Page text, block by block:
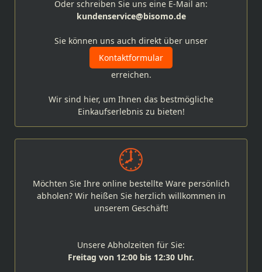
Oder schreiben Sie uns eine E-Mail an:
kundenservice@bisomo.de
Sie können uns auch direkt über unser
Kontaktformular
erreichen.
Wir sind hier, um Ihnen das bestmögliche
Einkaufserlebnis zu bieten!
Möchten Sie Ihre online bestellte Ware persönlich
abholen? Wir heißen Sie herzlich willkommen in
unserem Geschäft!
Unsere Abholzeiten für Sie:
Freitag von 12:00 bis 12:30 Uhr.